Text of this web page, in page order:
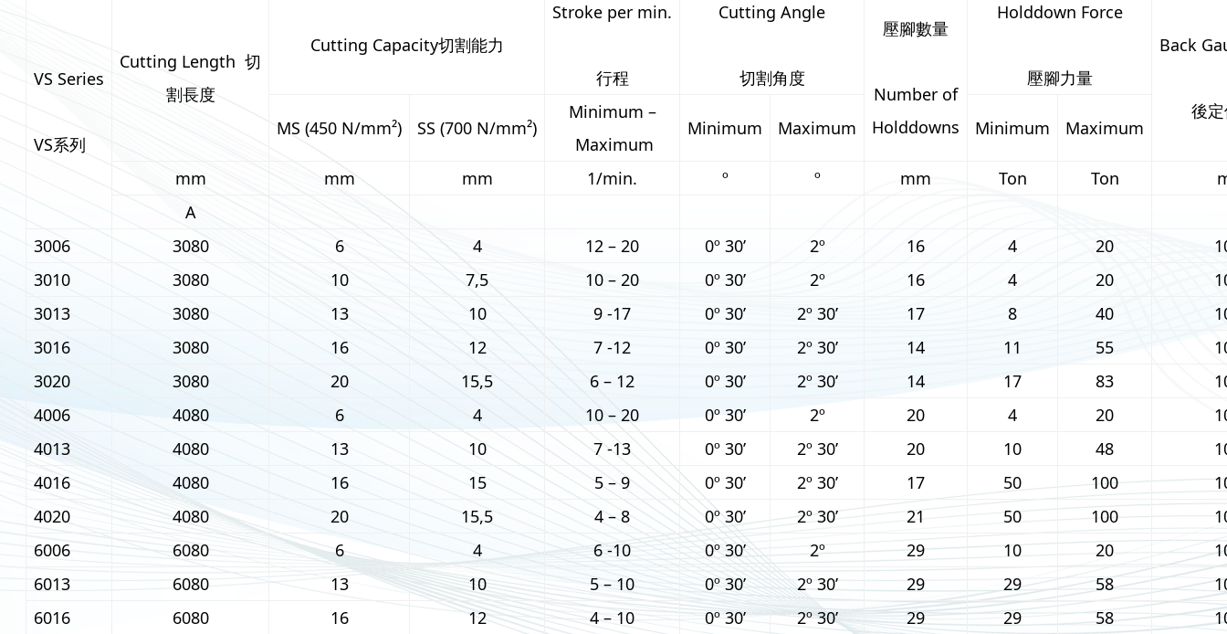
VS Series
VS系列
Cutting Length 切
割長度
Cutting Capacity切割能力
Stroke per min.
行程
Cutting Angle
切割角度
壓腳數量
Number of
Holddowns
Holddown Force
壓腳力量
Back
後
MS (450 N/mm²) SS (700 N/mm²)
Minimum –
Maximum
Minimum Maximum Minimum Maximum
mm mm mm 1/min. º º mm Ton Ton
A
3006
3080 6 4 12 – 20 0º 30’ 2º 16 4 20
3010
3080 10 7,5 10 – 20 0º 30’ 2º 16 4 20
3013
3080 13 10 9 -17 0º 30’ 2º 30’ 17 8 40
3016
3080 16 12 7 -12 0º 30’ 2º 30’ 14 11 55
3020
3080 20 15,5 6 – 12 0º 30’ 2º 30’ 14 17 83
4006
4080 6 4 10 – 20 0º 30’ 2º 20 4 20
4013
4080 13 10 7 -13 0º 30’ 2º 30’ 20 10 48
4016
4080 16 15 5 – 9 0º 30’ 2º 30’ 17 50 100
4020
4080 20 15,5 4 – 8 0º 30’ 2º 30’ 21 50 100
6006
6080 6 4 6 -10 0º 30’ 2º 29 10 20
6013
6080 13 10 5 – 10 0º 30’ 2º 30’ 29 29 58
6016
6080 16 12 4 – 10 0º 30’ 2º 30’ 29 29 58